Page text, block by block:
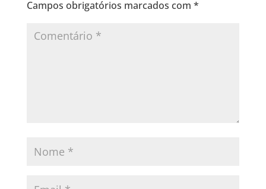
Campos obrigatórios marcados com *